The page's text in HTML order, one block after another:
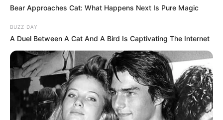
The Most Unexpected Wedding Dance Moments
Bear Approaches Cat: What Happens Next Is Pure Magic
BUZZ DAY
A Duel Between A Cat And A Bird Is Captivating The Internet